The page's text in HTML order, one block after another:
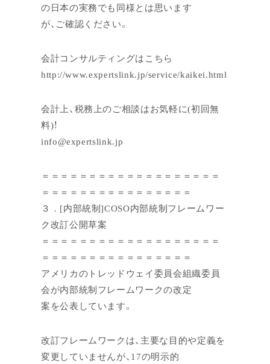
の日本の実務でも同様とは思います
が、ご確認ください。
会計コンサルティングはこちら
http://www.expertslink.jp/service/kaikei.html
会計上、税務上のご相談はお気軽に(初回無
料)！
info@expertslink.jp
＝＝＝＝＝＝＝＝＝＝＝＝＝＝＝＝＝＝＝
＝＝＝＝＝＝＝＝＝＝＝＝＝＝＝＝
３．[内部統制]COSO内部統制フレームワー
ク改訂公開草案
＝＝＝＝＝＝＝＝＝＝＝＝＝＝＝＝＝＝＝
＝＝＝＝＝＝＝＝＝＝＝＝＝＝＝＝
アメリカのトレッドウェイ委員会組織委員
会が内部統制フレームワークの改定
案を公表しています。
改訂フレームワークは、主要な目的や定義を
変更していませんが、17の明示的